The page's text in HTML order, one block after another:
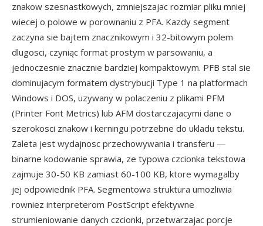
znakow szesnastkowych, zmniejszajac rozmiar pliku mniej
wiecej o polowe w porownaniu z PFA. Kazdy segment
zaczyna sie bajtem znacznikowym i 32-bitowym polem
dlugosci, czyniąc format prostym w parsowaniu, a
jednoczesnie znacznie bardziej kompaktowym. PFB stal sie
dominujacym formatem dystrybucji Type 1 na platformach
Windows i DOS, uzywany w polaczeniu z plikami PFM
(Printer Font Metrics) lub AFM dostarczajacymi dane o
szerokosci znakow i kerningu potrzebne do ukladu tekstu.
Zaleta jest wydajnosc przechowywania i transferu —
binarne kodowanie sprawia, ze typowa czcionka tekstowa
zajmuje 30-50 KB zamiast 60-100 KB, ktore wymagalby
jej odpowiednik PFA. Segmentowa struktura umozliwia
rowniez interpreterom PostScript efektywne
strumieniowanie danych czcionki, przetwarzajac porcje